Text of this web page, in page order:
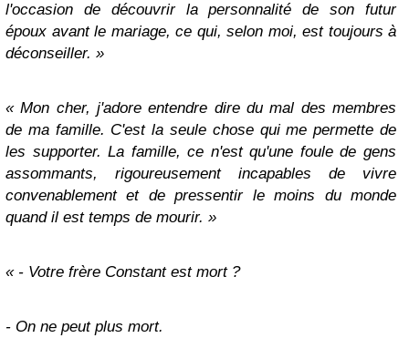
l'occasion de découvrir la personnalité de son futur
époux avant le mariage, ce qui, selon moi, est toujours à
déconseiller. »
« Mon cher, j'adore entendre dire du mal des membres
de ma famille. C'est la seule chose qui me permette de
les supporter. La famille, ce n'est qu'une foule de gens
assommants, rigoureusement incapables de vivre
convenablement et de pressentir le moins du monde
quand il est temps de mourir. »
« - Votre frère Constant est mort ?
- On ne peut plus mort.